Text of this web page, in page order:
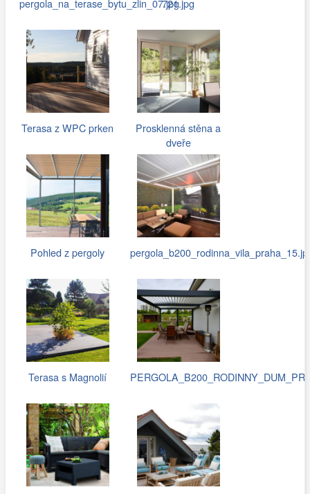
pergola_na_terase_bytu_zlin_07.jpg721.jpg
Terasa z WPC prken
Prosklenná stěna a
dveře
Pohled z pergoly
Terasa s Magnolií